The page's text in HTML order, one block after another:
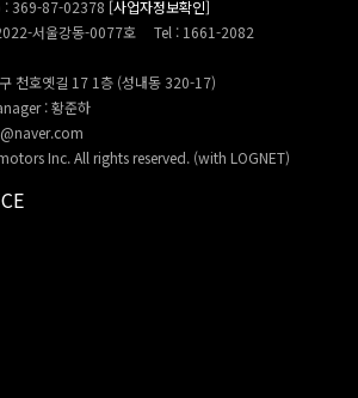
: 369-87-02378 [사업자정보확인]
서울강동-0077호
Tel : 1661-2082
천호옛길 17 1층 (성내동 320-17)
: 황준하
Inc. All rights reserved. (with LOGNET)